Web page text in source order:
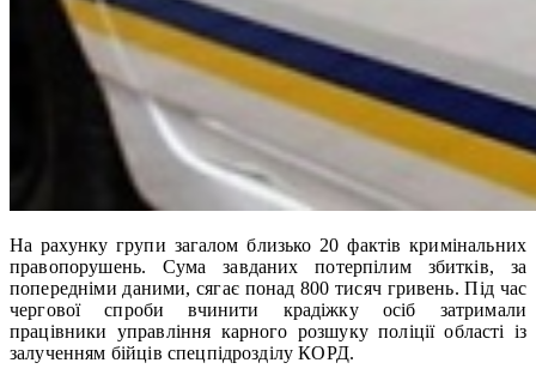
На рахунку групи загалом близько 20 фактів кримінальних
правопорушень. Сума завданих потерпілим збитків, за
попередніми даними, сягає понад 800 тисяч гривень. Під час
чергової спроби вчинити крадіжку осіб затримали
працівники управління карного розшуку поліції області із
залученням бійців спецпідрозділу КОРД.